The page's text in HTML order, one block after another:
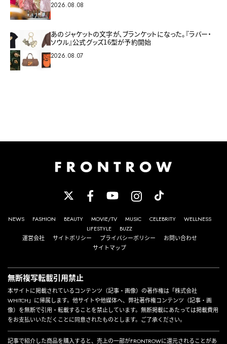
2026.08.08
あのジャケットの文字が、ブランケットになった。『ラバー・
ソウル』公式グッズ16型が予約開始
2026.08.07
NEWS FASHION BEAUTY MOVIE/TV MUSIC CELEBRITY
WELLNESS
LIFESTYLE
BUZZ
運営会社
サイトポリシー プライバシーポリシー
お問い合わせ
サイトマップ
無断複写転載引用禁止
本サイトに掲載されているコンテンツ（記事・画像）の著作権は「株式会社
WHITCH」に帰属します。他サイトや他媒体へ、弊社著作権コンテンツ（記事・画
像）を無断で引用・転載することを禁止しています。無断掲載にあたっては掲載費用
をお支払いいただくことに同意されたものとします。ご了承ください。
記事で紹介した商品を購入すると、売上の一部がFRONTROWに還元されることがあ